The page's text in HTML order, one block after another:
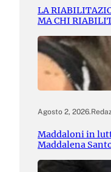
LA
MA CHI
Agosto 2, 2026.
Maddaloni in
Maddalena